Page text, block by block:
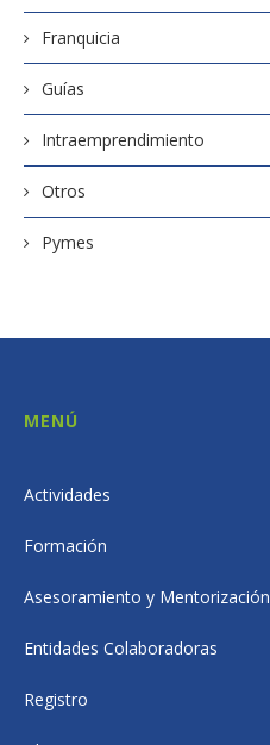
Franquicia
Guías
Intraemprendimiento
Otros
Pymes
MENÚ
Actividades
Formación
Asesoramiento y Mentorización
Entidades Colaboradoras
Registro